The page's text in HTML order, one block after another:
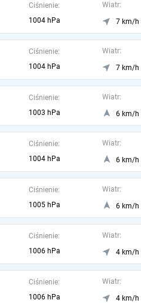
Ciśnienie:
1004 hPa
Wiatr:
7 km/h
Ciśnienie:
1004 hPa
Wiatr:
7 km/h
Ciśnienie:
1003 hPa
Wiatr:
6 km/h
Ciśnienie:
1004 hPa
Wiatr:
6 km/h
Ciśnienie:
1005 hPa
Wiatr:
6 km/h
Ciśnienie:
1006 hPa
Wiatr:
4 km/h
Ciśnienie:
1006 hPa
Wiatr:
4 km/h